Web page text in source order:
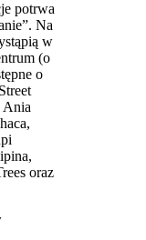
potrwa
Na
w
(o
o
Ania
oraz